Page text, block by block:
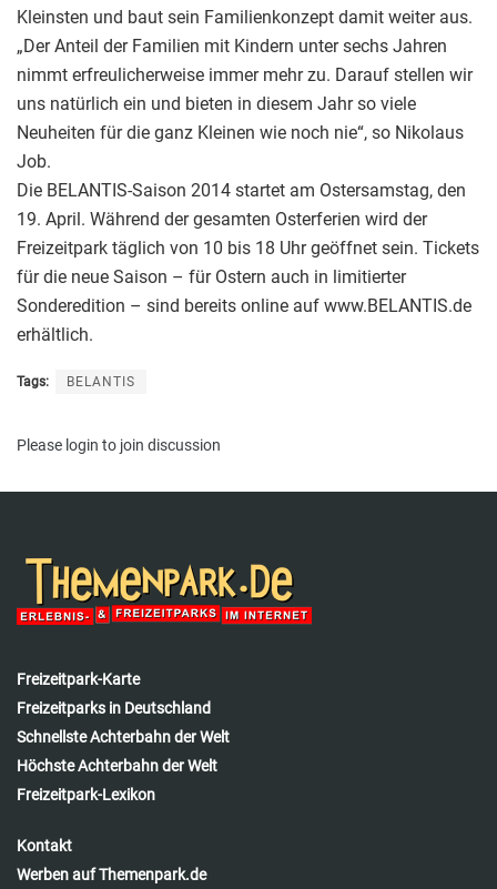
Kleinsten und baut sein Familienkonzept damit weiter aus.
„Der Anteil der Familien mit Kindern unter sechs Jahren
nimmt erfreulicherweise immer mehr zu. Darauf stellen wir
uns natürlich ein und bieten in diesem Jahr so viele
Neuheiten für die ganz Kleinen wie noch nie“, so Nikolaus
Job.
Die BELANTIS-Saison 2014 startet am Ostersamstag, den
19. April. Während der gesamten Osterferien wird der
Freizeitpark täglich von 10 bis 18 Uhr geöffnet sein. Tickets
für die neue Saison – für Ostern auch in limitierter
Sonderedition – sind bereits online auf www.BELANTIS.de
erhältlich.
Tags: BELANTIS
Please login to join discussion
Freizeitpark-Karte
Freizeitparks in Deutschland
Schnellste Achterbahn der Welt
Höchste Achterbahn der Welt
Freizeitpark-Lexikon
Kontakt
Werben auf Themenpark.de